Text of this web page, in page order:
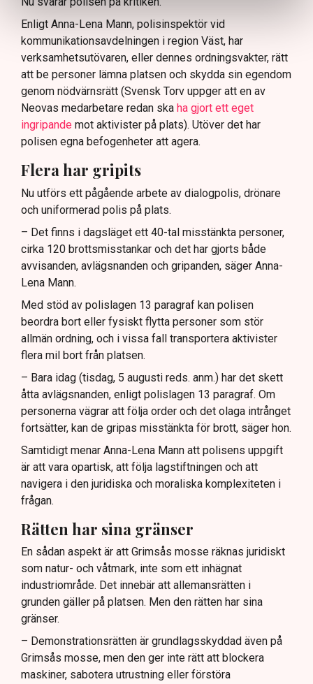
Enligt Anna-Lena Mann, polisinspektör vid
kommunikationsavdelningen i region Väst, har
verksamhetsutövaren, eller dennes ordningsvakter, rätt
att be personer lämna platsen och skydda sin egendom
genom nödvärnsrätt (Svensk Torv uppger att en av
Neovas medarbetare redan ska ha gjort ett eget
ingripande mot aktivister på plats). Utöver det har
polisen egna befogenheter att agera.
Flera har gripits
Nu utförs ett pågående arbete av dialogpolis, drönare
och uniformerad polis på plats.
– Det finns i dagsläget ett 40-tal misstänkta personer,
cirka 120 brottsmisstankar och det har gjorts både
avvisanden, avlägsnanden och gripanden, säger Anna-
Lena Mann.
Med stöd av polislagen 13 paragraf kan polisen
beordra bort eller fysiskt flytta personer som stör
allmän ordning, och i vissa fall transportera aktivister
flera mil bort från platsen.
– Bara idag (tisdag, 5 augusti reds. anm.) har det skett
åtta avlägsnanden, enligt polislagen 13 paragraf. Om
personerna vägrar att följa order och det olaga intrånget
fortsätter, kan de gripas misstänkta för brott, säger hon.
Samtidigt menar Anna-Lena Mann att polisens uppgift
är att vara opartisk, att följa lagstiftningen och att
navigera i den juridiska och moraliska komplexiteten i
frågan.
Rätten har sina gränser
En sådan aspekt är att Grimsås mosse räknas juridiskt
som natur- och våtmark, inte som ett inhägnat
industriområde. Det innebär att allemansrätten i
grunden gäller på platsen. Men den rätten har sina
gränser.
– Demonstrationsrätten är grundlagsskyddad även på
Grimsås mosse, men den ger inte rätt att blockera
maskiner, sabotera utrustning eller förstöra